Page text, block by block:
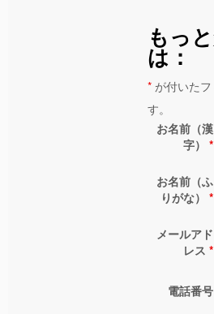
もっ
は：
* が付いた
す。
お名前（漢
字）*
お名前（ふ
りがな）*
メールアド
レス*
電話番号